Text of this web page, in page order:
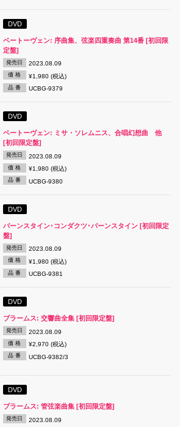
DVD
ベートーヴェン: 序曲集、弦楽四重奏曲 第14番 [初回限
定盤]
発売日 2023.08.09
価 格 ¥1,980 (税込)
品 番 UCBG-9379
DVD
ベートーヴェン: ミサ・ソレムニス、合唱幻想曲 他
[初回限定盤]
発売日 2023.08.09
価 格 ¥1,980 (税込)
品 番 UCBG-9380
DVD
バーンスタイン･コンダクツ･バーンスタイン [初回限定
盤]
発売日 2023.08.09
価 格 ¥1,980 (税込)
品 番 UCBG-9381
DVD
ブラームス: 交響曲全集 [初回限定盤]
発売日 2023.08.09
価 格 ¥2,970 (税込)
品 番 UCBG-9382/3
DVD
ブラームス: 管弦楽曲集 [初回限定盤]
発売日 2023.08.09